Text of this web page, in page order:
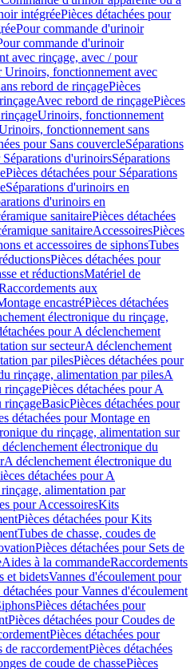
intégréePièces détachées pour
Pour commande d'urinoir
commande d'urinoir
avec rinçage, avec / pour
Urinoirs, fonctionnement avec
rebord de rinçagePièces
Avec rebord de rinçagePièces
Urinoirs, fonctionnement
fonctionnement sans
pour Sans couvercleSéparations
Séparations d'urinoirsSéparations
Pièces détachées pour Séparations
Séparations d'urinoirs en
d'urinoirs en
sanitairePièces détachées
sanitaireAccessoiresPièces
et accessoires de siphonsTubes
Pièces détachées pour
et réductionsMatériel de
aux
encastréPièces détachées
électronique du rinçage,
pour A déclenchement
sur secteurA déclenchement
par pilesPièces détachées pour
rinçage, alimentation par pilesA
rinçagePièces détachées pour A
rinçageBasicPièces détachées pour
détachées pour Montage en
du rinçage, alimentation sur
électronique du
A déclenchement électronique du
détachées pour A
alimentation par
pour AccessoiresKits
Pièces détachées pour Kits
Tubes de chasse, coudes de
Pièces détachées pour Sets de
Aides à la commandeRaccordements
et bidetsVannes d'écoulement pour
détachées pour Vannes d'écoulement
Pièces détachées pour
Pièces détachées pour Coudes de
Pièces détachées pour
de raccordementPièces détachées
de coude de chassePièces